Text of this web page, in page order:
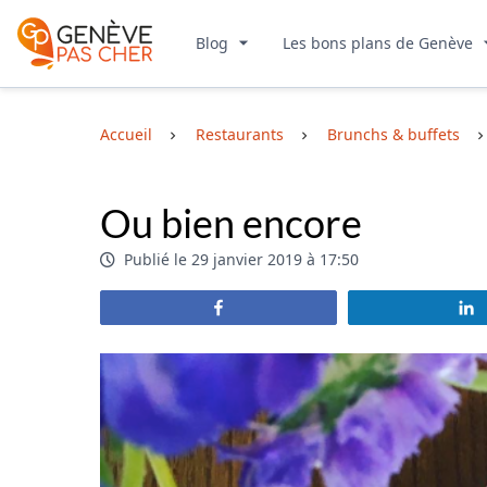
Blog Les bons plans de Genève
Accueil Restaurants Brunchs & buffets
Ou bien encore
Publié le 29 janvier 2019 à 17:50